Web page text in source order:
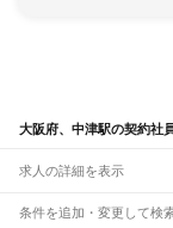
大阪府、中津駅の契約社
求人の詳細を表示
条件を追加・変更して検